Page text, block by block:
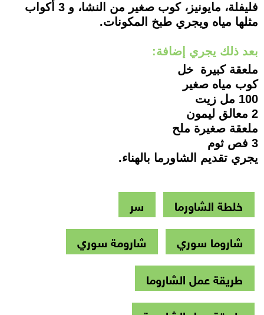
فليفلة، مايونيز، كوب صغير من النشا، و 3 أكواب
مثلها مياه ويجري طبخ المكونات.
بعد ذلك يجري إضافة:
ملعقة كبيرة خل
كوب مياه صغير
100 مل زيت
2 معالق ليمون
ملعقة صغيرة ملح
3 فص ثوم
يجري تقديم الشاورما بالهناء.
خلطة الشاورما
سر
شاروما سوري
شارومة سوري
طريقة عمل الشاروما